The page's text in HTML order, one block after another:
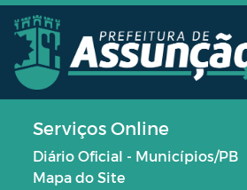
Serviços Online
Diário Oficial - Municípios/PB
Mapa do Site